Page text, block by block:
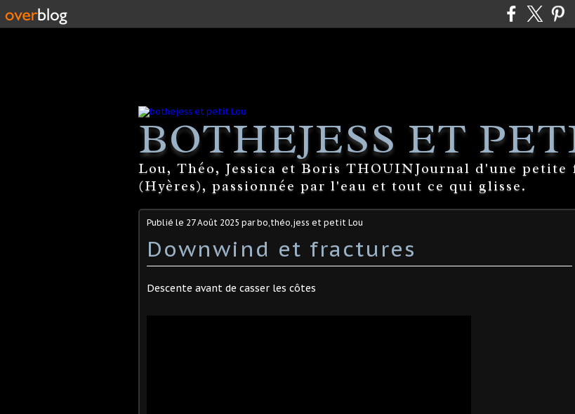
BOTHEJESS ET
Lou, Théo, Jessica et Boris THOUINJournal d'une
(Hyères), passionnée par l'eau et tout ce qui glisse.
Publié le 27 Août 2025 par bo,théo,jess et petit Lou
Downwind et fractures
Descente avant de casser les côtes